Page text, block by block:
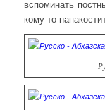
вспоминать
кому-то